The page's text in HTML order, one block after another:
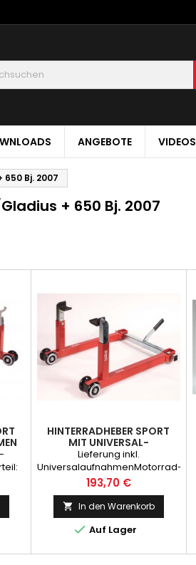
ANGEBOTE VIDEOS
Bj. 2007
+ 650 Bj. 2007
HINTERRADHEBER SPORT
MIT UNIVERSAL-
AUFNAHMEN
Lieferung inkl.
UniversalaufnahmenMotorrad-
Urteil: sehr gut2Räder-Urteil:
Sehr gutMotorradfahrer:
Empfehlung
Preis
193,70 €
 In den Warenkorb
 Auf Lager